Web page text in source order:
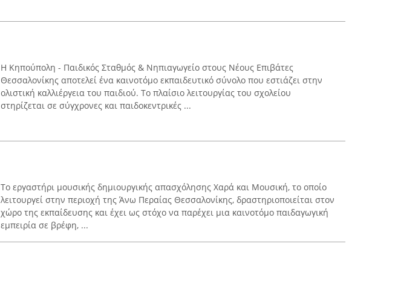
Η Κηπούπολη - Παιδικός Σταθμός & Νηπιαγωγείο στους Νέους Επιβάτες
Θεσσαλονίκης αποτελεί ένα καινοτόμο εκπαιδευτικό σύνολο που εστιάζει στην
ολιστική καλλιέργεια του παιδιού. Το πλαίσιο λειτουργίας του σχολείου
στηρίζεται σε σύγχρονες και παιδοκεντρικές ...
Το εργαστήρι μουσικής δημιουργικής απασχόλησης Χαρά και Μουσική, το οποίο
λειτουργεί στην περιοχή της Άνω Περαίας Θεσσαλονίκης, δραστηριοποιείται στον
χώρο της εκπαίδευσης και έχει ως στόχο να παρέχει μια καινοτόμο παιδαγωγική
εμπειρία σε βρέφη, ...